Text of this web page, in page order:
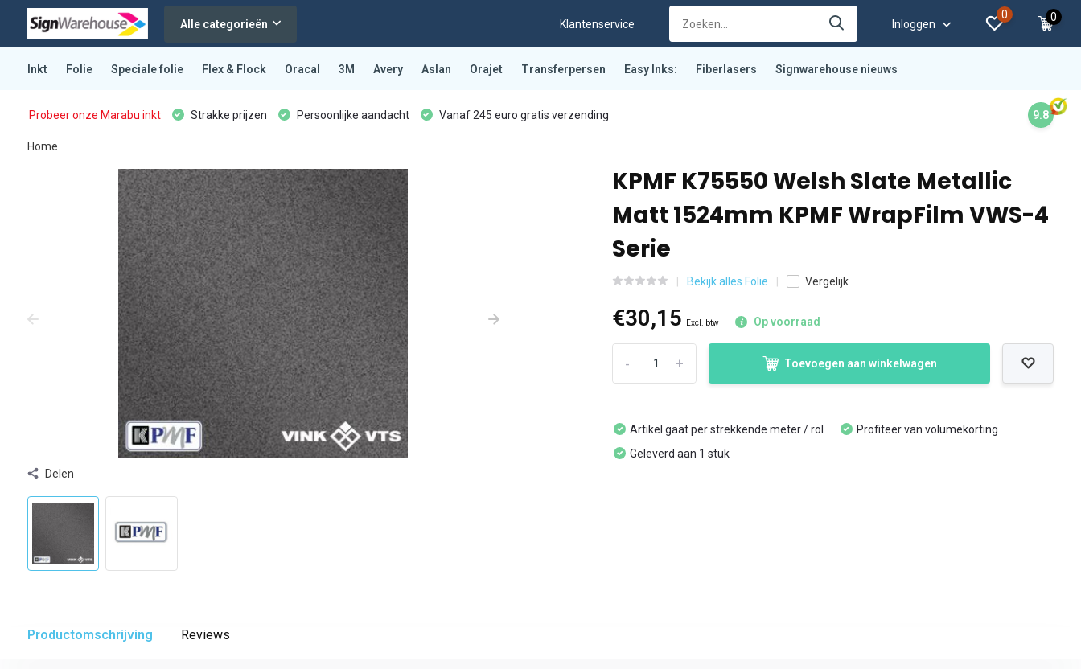
Alle categorieën Klantenservice Inloggen
0 0
Inkt Folie Speciale folie Flex & Flock Oracal 3M Avery Aslan Orajet Transferpersen Easy Inks: Fiberlasers Signwarehouse nieuws
Probeer onze Marabu inkt Strakke prijzen Persoonlijke aandacht Vanaf 245 euro gratis verzending 9.8
Home
Delen
KPMF K75550 Welsh Slate Metallic
Matt 1524mm KPMF WrapFilm VWS-4
Serie
Bekijk alles Folie Vergelijk
€30,15 Excl. btw Op voorraad
+
- Toevoegen aan winkelwagen
Artikel gaat per strekkende meter / rol
Geleverd aan 1 stuk
Profiteer van volumekorting
Productomschrijving Reviews